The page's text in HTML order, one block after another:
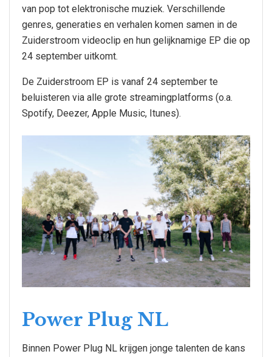
van pop tot elektronische muziek. Verschillende
genres, generaties en verhalen komen samen in de
Zuiderstroom videoclip en hun gelijknamige EP die op
24 september uitkomt.
De Zuiderstroom EP is vanaf 24 september te
beluisteren via alle grote streamingplatforms (o.a.
Spotify, Deezer, Apple Music, Itunes).
Power Plug NL
Binnen Power Plug NL krijgen jonge talenten de kans